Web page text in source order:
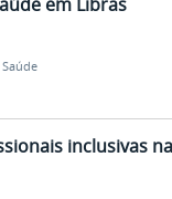
Saúde
inclusivas